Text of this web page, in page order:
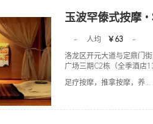
玉波罕傣式按摩
- 人均 ￥63
-
洛龙区开元大道与定鼎门
广场三期C2栋（全季酒店
足疗按摩，推拿按摩，养...